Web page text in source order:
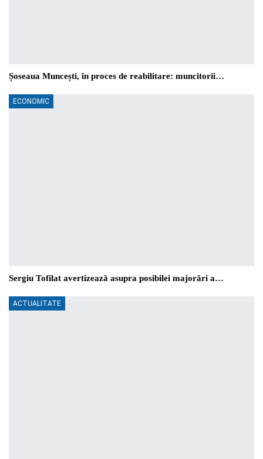
Șoseaua Muncești, în proces de reabilitare: muncitorii…
ECONOMIC
Sergiu Tofilat avertizează asupra posibilei majorări a…
ACTUALITATE